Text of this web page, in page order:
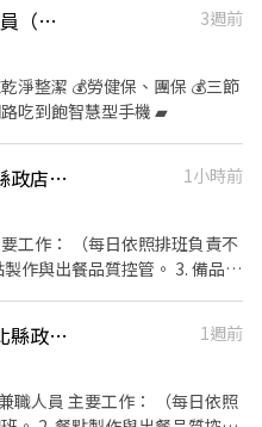
👍 （可週結匯款）環境清潔人員（新竹市區多處公園）
3週前
團保 💰三節
零食吧 ▰ 需有網路吃到飽智慧型手機 ▰
🔥熱徵🔥早班工讀 PT “竹北縣政店麵匡匡”
1小時前
作與出餐品質控管。 3. 備品/
生維護及食品安全管理。 10.
、注重整潔/美味餐食。 12.激
🔥誠徵🔥 假日早晚班PT “竹北縣政店麵匡匡”
1週前
職人員 主要工作： （每日依照